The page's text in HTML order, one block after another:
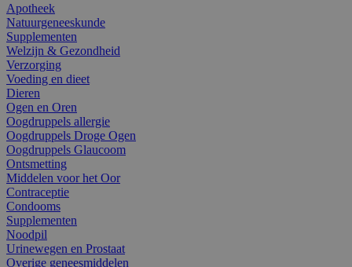
Apotheek
Natuurgeneeskunde
Supplementen
Welzijn & Gezondheid
Verzorging
Voeding en dieet
Dieren
Ogen en Oren
Oogdruppels allergie
Oogdruppels Droge Ogen
Oogdruppels Glaucoom
Ontsmetting
Middelen voor het Oor
Contraceptie
Condooms
Supplementen
Noodpil
Urinewegen en Prostaat
Overige geneesmiddelen